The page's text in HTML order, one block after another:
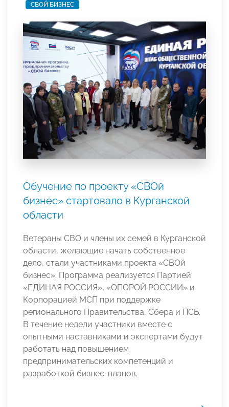
СВОЙ БИЗНЕС
Обучение по проекту «СВОй
бизнес» стартовало в Курганской
области
Ветераны СВО и члены их семей в Курганской
области, желающие начать собственное
дело, стали участниками проекта «СВОй
бизнес». Программа реализуется Партией
«ЕДИНАЯ РОССИЯ», «ОПОРОЙ РОССИИ» и
Корпорацией МСП при поддержке
регионального Правительства, Сбера и ПСБ.
В течение недели участники вместе с
опытными наставниками и экспертами будут
работать над повышением
предпринимательских компетенций и
разработкой бизнес-планов.